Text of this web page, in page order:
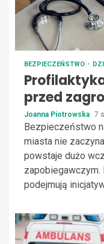
BEZPIECZEŃSTWO
przed
Joanna Piotrowska 7
Bezpieczeństwo
miasta nie
powstaje dużo
zapobiegawczym.
podejmują